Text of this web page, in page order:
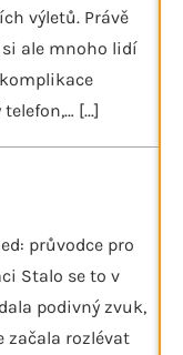
výletů. Právě
ale mnoho lidí
[...]
průvodce pro
Stalo se to v
podivný zvuk,
začala rozlévat